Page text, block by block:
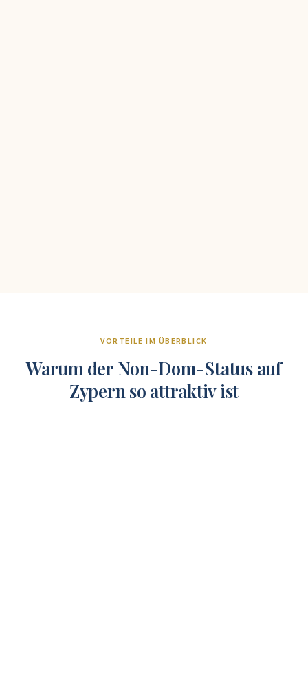
VORTEILE IM ÜBERBLICK
Warum der Non-Dom-Status auf
Zypern so attraktiv ist